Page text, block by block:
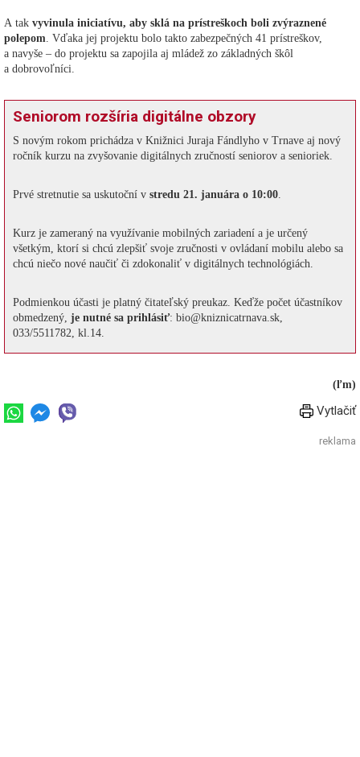
A tak vyvinula iniciatívu, aby sklá na prístreškoch boli zvýraznené
polepom . Vďaka jej projektu bolo takto zabezpečných 41 prístreškov,
a navyše – do projektu sa zapojila aj mládež zo základných škôl
a dobrovoľníci.
Seniorom rozšíria digitálne obzory
S novým rokom prichádza v Knižnici Juraja Fándlyho v Trnave aj nový
ročník kurzu na zvyšovanie digitálnych zručností seniorov a senioriek.
Prvé stretnutie sa uskutoční v stredu 21. januára o 10:00
Kurz je zameraný na využívanie mobilných zariadení a je určený
všetkým, ktorí si chcú zlepšiť svoje zručnosti v ovládaní mobilu alebo sa
chcú niečo nové naučiť či zdokonaliť v digitálnych technológiách.
Podmienkou účasti je platný čitateľský preukaz. Keďže počet účastníkov
obmedzený, je nutné sa prihlásiť: bio@kniznicatrnava.sk,
033/5511782, kl.14.
(ľm)
Vytlačiť
reklama